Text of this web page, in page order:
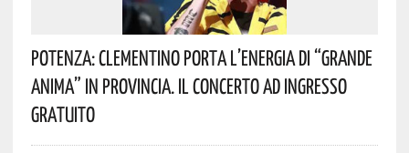
Potenza: Clementino Porta L’energia Di “Grande
Anima” In Provincia. Il Concerto Ad Ingresso
Gratuito